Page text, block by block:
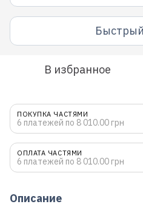
В избранное
ПОКУПКА ЧАСТЯМИ
6 платежей по 8 010.00 грн
ОПЛАТА ЧАСТЯМИ
6 платежей по 8 010.00 грн
Описание